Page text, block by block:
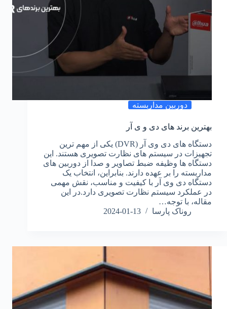
دوربین مداربسته
بهترین برند های دی و ی آر
دستگاه‌ های دی وی آر (DVR) یکی از مهم‌ ترین
تجهیزات در سیستم‌ های نظارت تصویری هستند. این
دستگاه‌ ها وظیفه ضبط تصاویر و صدا از دوربین‌ های
مداربسته را بر عهده دارند. بنابراین، انتخاب یک
دستگاه دی وی آر با کیفیت و مناسب، نقش مهمی
در عملکرد سیستم نظارت تصویری دارد.در این
مقاله، با توجه…
روناک پارسا
2024-01-13